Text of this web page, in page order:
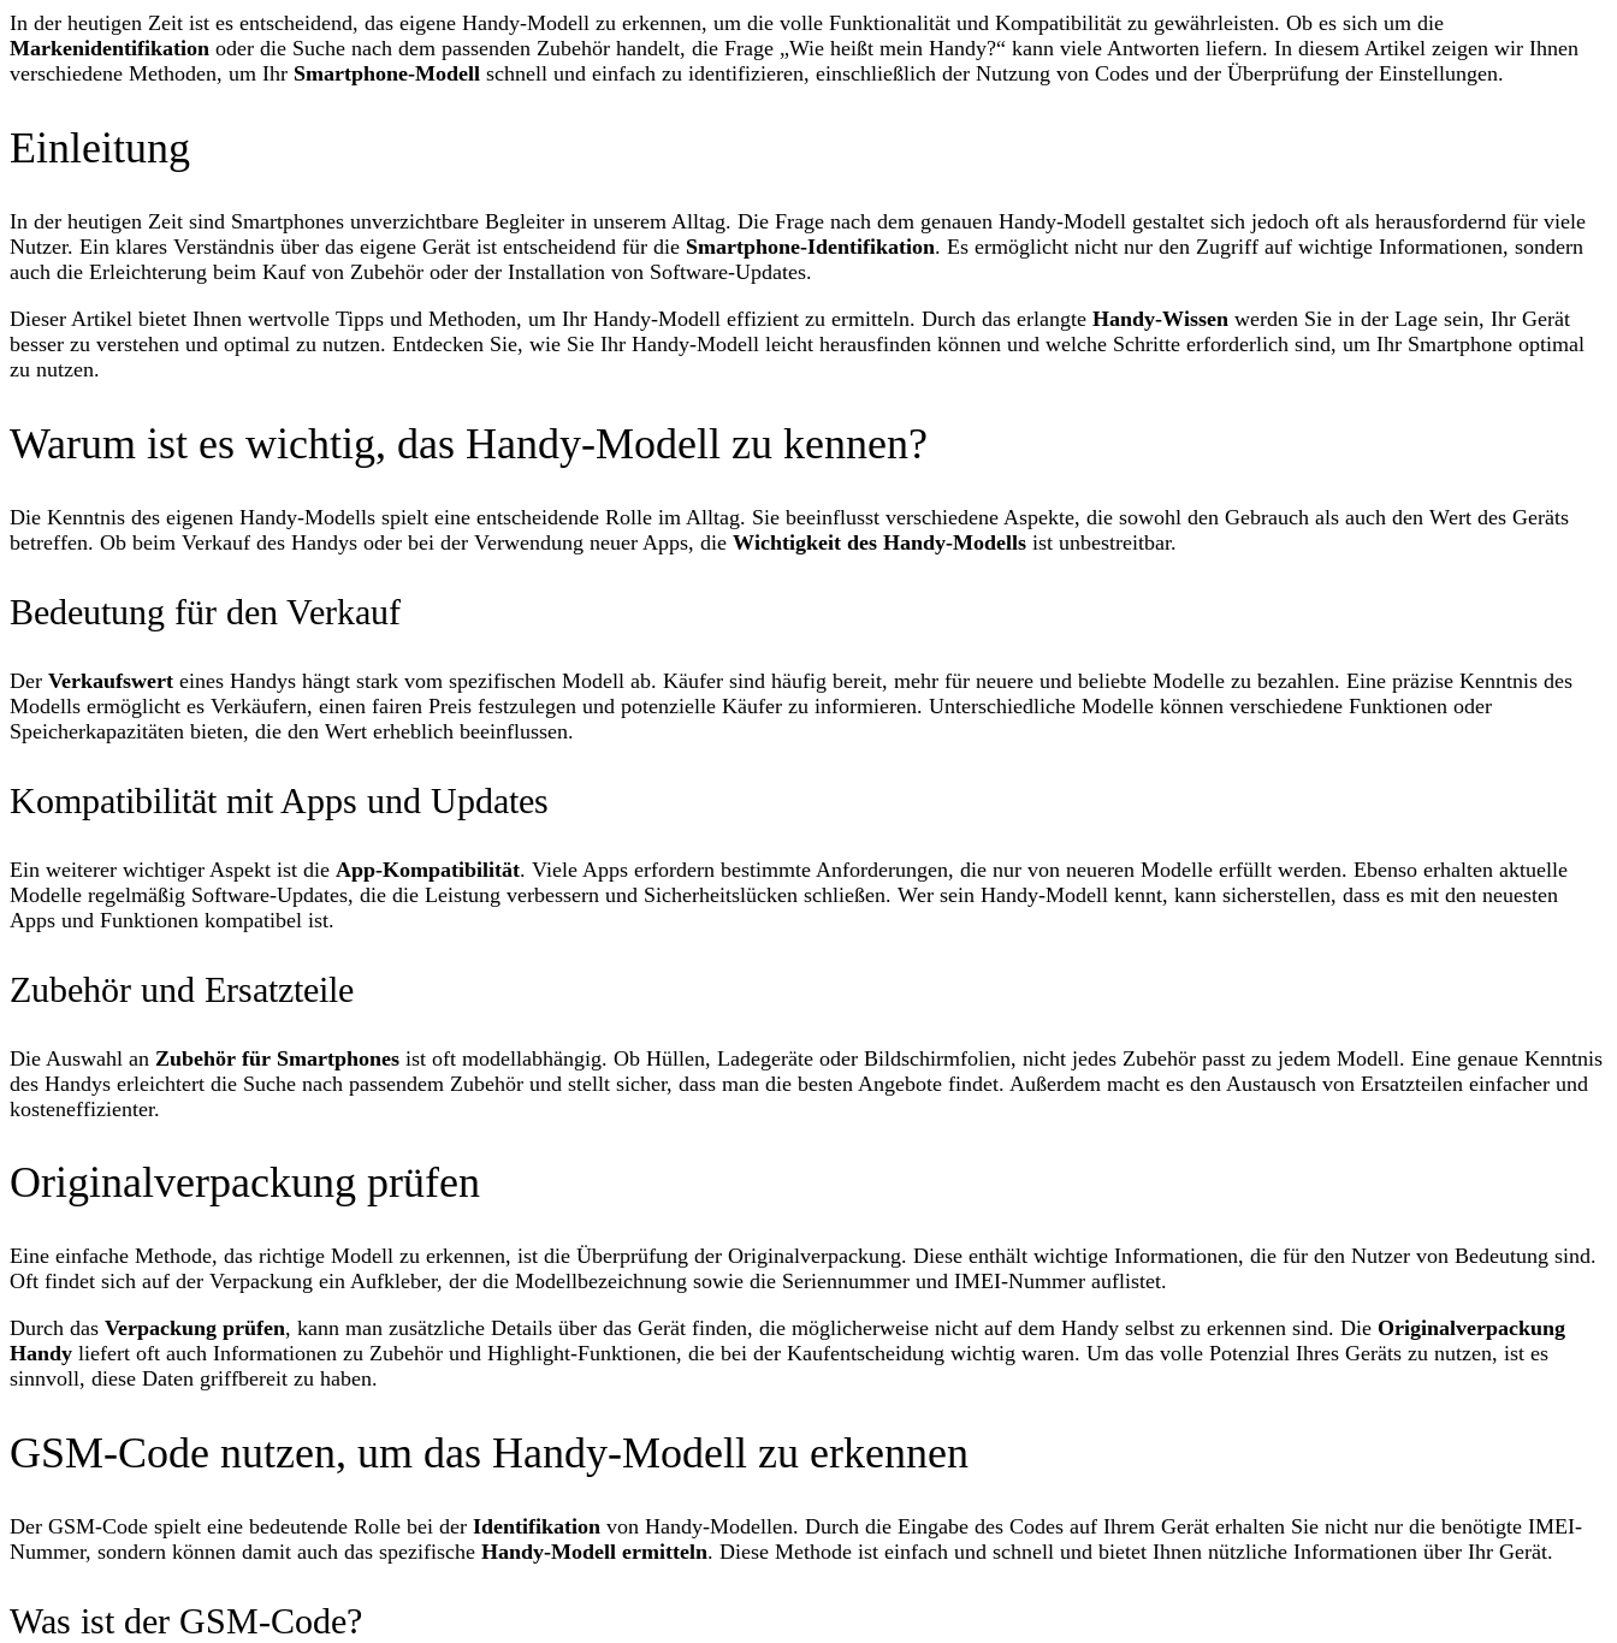
In der heutigen Zeit ist es entscheidend, das eigene Handy-Modell zu erkennen, um die volle Funktionalität und Kompatibilität zu gewährleisten. Ob es sich um die
Markenidentifikation oder die Suche nach dem passenden Zubehör handelt, die Frage „Wie heißt mein Handy?“ kann viele Antworten liefern. In diesem Artikel zeigen wir Ihnen
verschiedene Methoden, um Ihr Smartphone-Modell schnell und einfach zu identifizieren, einschließlich der Nutzung von Codes und der Überprüfung der Einstellungen.
Einleitung
In der heutigen Zeit sind Smartphones unverzichtbare Begleiter in unserem Alltag. Die Frage nach dem genauen Handy-Modell gestaltet sich jedoch oft als herausfordernd für viele
Nutzer. Ein klares Verständnis über das eigene Gerät ist entscheidend für die Smartphone-Identifikation. Es ermöglicht nicht nur den Zugriff auf wichtige Informationen, sondern
auch die Erleichterung beim Kauf von Zubehör oder der Installation von Software-Updates.
Dieser Artikel bietet Ihnen wertvolle Tipps und Methoden, um Ihr Handy-Modell effizient zu ermitteln. Durch das erlangte Handy-Wissen werden Sie in der Lage sein, Ihr Gerät
besser zu verstehen und optimal zu nutzen. Entdecken Sie, wie Sie Ihr Handy-Modell leicht herausfinden können und welche Schritte erforderlich sind, um Ihr Smartphone optimal
zu nutzen.
Warum ist es wichtig, das Handy-Modell zu kennen?
Die Kenntnis des eigenen Handy-Modells spielt eine entscheidende Rolle im Alltag. Sie beeinflusst verschiedene Aspekte, die sowohl den Gebrauch als auch den Wert des Geräts
betreffen. Ob beim Verkauf des Handys oder bei der Verwendung neuer Apps, die Wichtigkeit des Handy-Modells ist unbestreitbar.
Bedeutung für den Verkauf
Der Verkaufswert eines Handys hängt stark vom spezifischen Modell ab. Käufer sind häufig bereit, mehr für neuere und beliebte Modelle zu bezahlen. Eine präzise Kenntnis des
Modells ermöglicht es Verkäufern, einen fairen Preis festzulegen und potenzielle Käufer zu informieren. Unterschiedliche Modelle können verschiedene Funktionen oder
Speicherkapazitäten bieten, die den Wert erheblich beeinflussen.
Kompatibilität mit Apps und Updates
Ein weiterer wichtiger Aspekt ist die App-Kompatibilität. Viele Apps erfordern bestimmte Anforderungen, die nur von neueren Modelle erfüllt werden. Ebenso erhalten aktuelle
Modelle regelmäßig Software-Updates, die die Leistung verbessern und Sicherheitslücken schließen. Wer sein Handy-Modell kennt, kann sicherstellen, dass es mit den neuesten
Apps und Funktionen kompatibel ist.
Zubehör und Ersatzteile
Die Auswahl an Zubehör für Smartphones ist oft modellabhängig. Ob Hüllen, Ladegeräte oder Bildschirmfolien, nicht jedes Zubehör passt zu jedem Modell. Eine genaue Kenntnis
des Handys erleichtert die Suche nach passendem Zubehör und stellt sicher, dass man die besten Angebote findet. Außerdem macht es den Austausch von Ersatzteilen einfacher und
kosteneffizienter.
Originalverpackung prüfen
Eine einfache Methode, das richtige Modell zu erkennen, ist die Überprüfung der Originalverpackung. Diese enthält wichtige Informationen, die für den Nutzer von Bedeutung sind.
Oft findet sich auf der Verpackung ein Aufkleber, der die Modellbezeichnung sowie die Seriennummer und IMEI-Nummer auflistet.
Durch das Verpackung prüfen, kann man zusätzliche Details über das Gerät finden, die möglicherweise nicht auf dem Handy selbst zu erkennen sind. Die Originalverpackung
Handy liefert oft auch Informationen zu Zubehör und Highlight-Funktionen, die bei der Kaufentscheidung wichtig waren. Um das volle Potenzial Ihres Geräts zu nutzen, ist es
sinnvoll, diese Daten griffbereit zu haben.
GSM-Code nutzen, um das Handy-Modell zu erkennen
Der GSM-Code spielt eine bedeutende Rolle bei der Identifikation von Handy-Modellen. Durch die Eingabe des Codes auf Ihrem Gerät erhalten Sie nicht nur die benötigte IMEI-
Nummer, sondern können damit auch das spezifische Handy-Modell ermitteln. Diese Methode ist einfach und schnell und bietet Ihnen nützliche Informationen über Ihr Gerät.
Was ist der GSM-Code?